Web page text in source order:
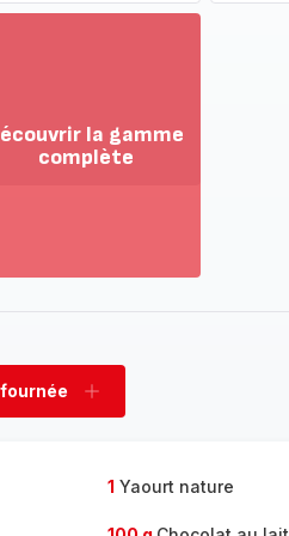
la gamme
complète
fournée
Ajouter
1 Yaourt nature